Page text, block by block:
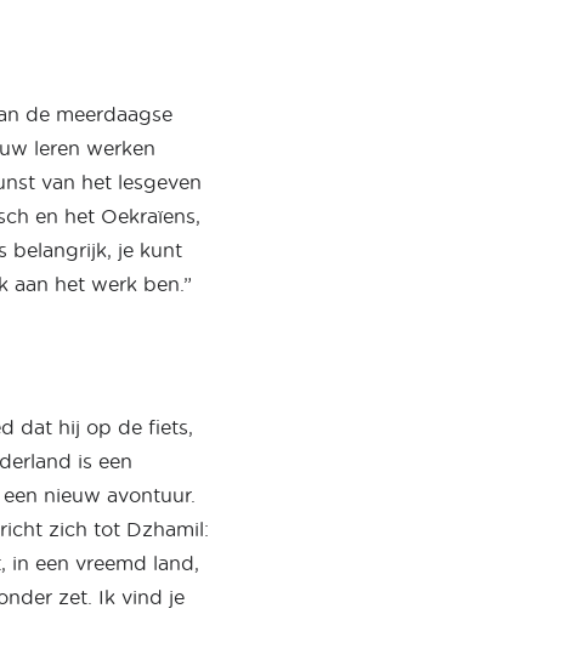
de meerdaagse
leren werken
van het lesgeven
en het Oekraïens,
belangrijk, je kunt
aan het werk ben.”
dat hij op de fiets,
is een
nieuw avontuur.
zich tot Dzhamil:
in een vreemd land,
zet. Ik vind je